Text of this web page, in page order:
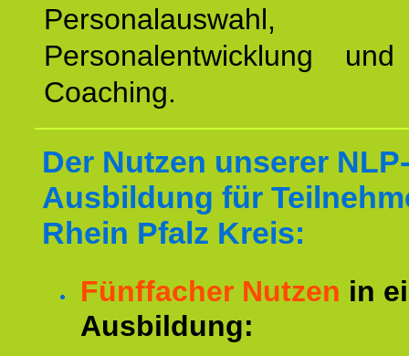
Personalauswahl,
Personalentwicklung
Coaching.
Der Nutzen unserer
Ausbildung für
Rhein Pfalz Kreis:
Fünffacher Nutzen in
Ausbildung: